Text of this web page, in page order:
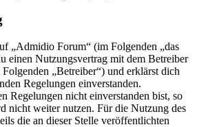
„Admidio Forum“ (im Folgenden „das
einen Nutzungsvertrag mit dem Betreiber
„Betreiber“) und erklärst dich
Regelungen einverstanden.
Regelungen nicht einverstanden bist, so
nicht weiter nutzen. Für die Nutzung des
die an dieser Stelle veröffentlichten